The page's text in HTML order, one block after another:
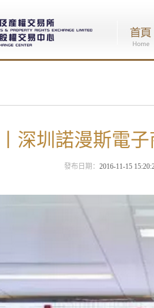
深圳諾漫斯電
發布日期： 2016-11-15